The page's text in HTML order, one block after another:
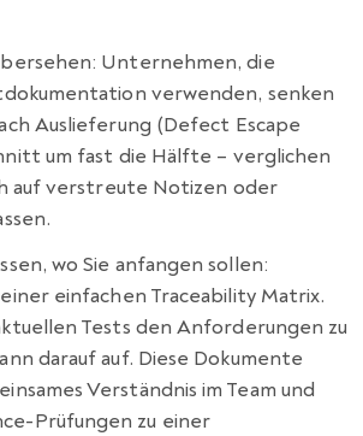
Unternehmen, die
verwenden, senken
Auslieferung (Defect Escape
um fast die Hälfte – verglichen
auf verstreute Notizen oder
wo Sie anfangen sollen:
einfachen Traceability Matrix.
Tests den Anforderungen zu
darauf auf. Diese Dokumente
Verständnis im Team und
Prüfungen zu einer